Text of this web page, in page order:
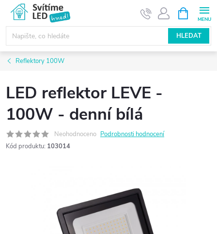
obsah
HLEDAT
NÁKUPNÍ
KOŠÍK
Reflektory 100W
LED reflektor LEVE -
100W - denní bílá
Neohodnoceno Podrobnosti hodnocení
Kód produktu: 103014